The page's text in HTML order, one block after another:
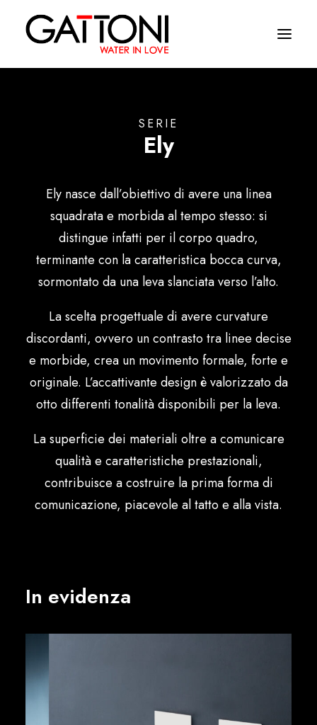
Finiture
Media
Dove acquistare
Italiano
SERIE
Ely
Ely nasce dall’obiettivo di avere una linea
squadrata e morbida al tempo stesso: si
distingue infatti per il corpo quadro,
terminante con la caratteristica bocca curva,
sormontato da una leva slanciata verso l’alto.
La scelta progettuale di avere curvature
discordanti, ovvero un contrasto tra linee decise
e morbide, crea un movimento formale, forte e
originale. L’accattivante design è valorizzato da
otto differenti tonalità disponibili per la leva.
La superficie dei materiali oltre a comunicare
qualità e caratteristiche prestazionali,
contribuisce a costruire la prima forma di
comunicazione, piacevole al tatto e alla vista.
In evidenza